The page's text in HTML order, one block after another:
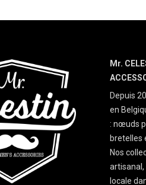
Mr.
Depuis
en
: nœuds
bretelles
Nos
locale